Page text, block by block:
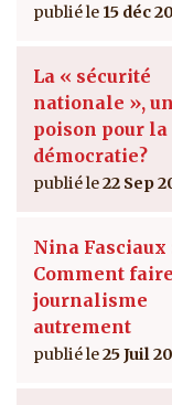
15 déc
La « sécurité
nationale », un
poison pour la
démocratie?
22 Sep
Nina Fasciaux
Comment
journalisme
autrement
25 Juil